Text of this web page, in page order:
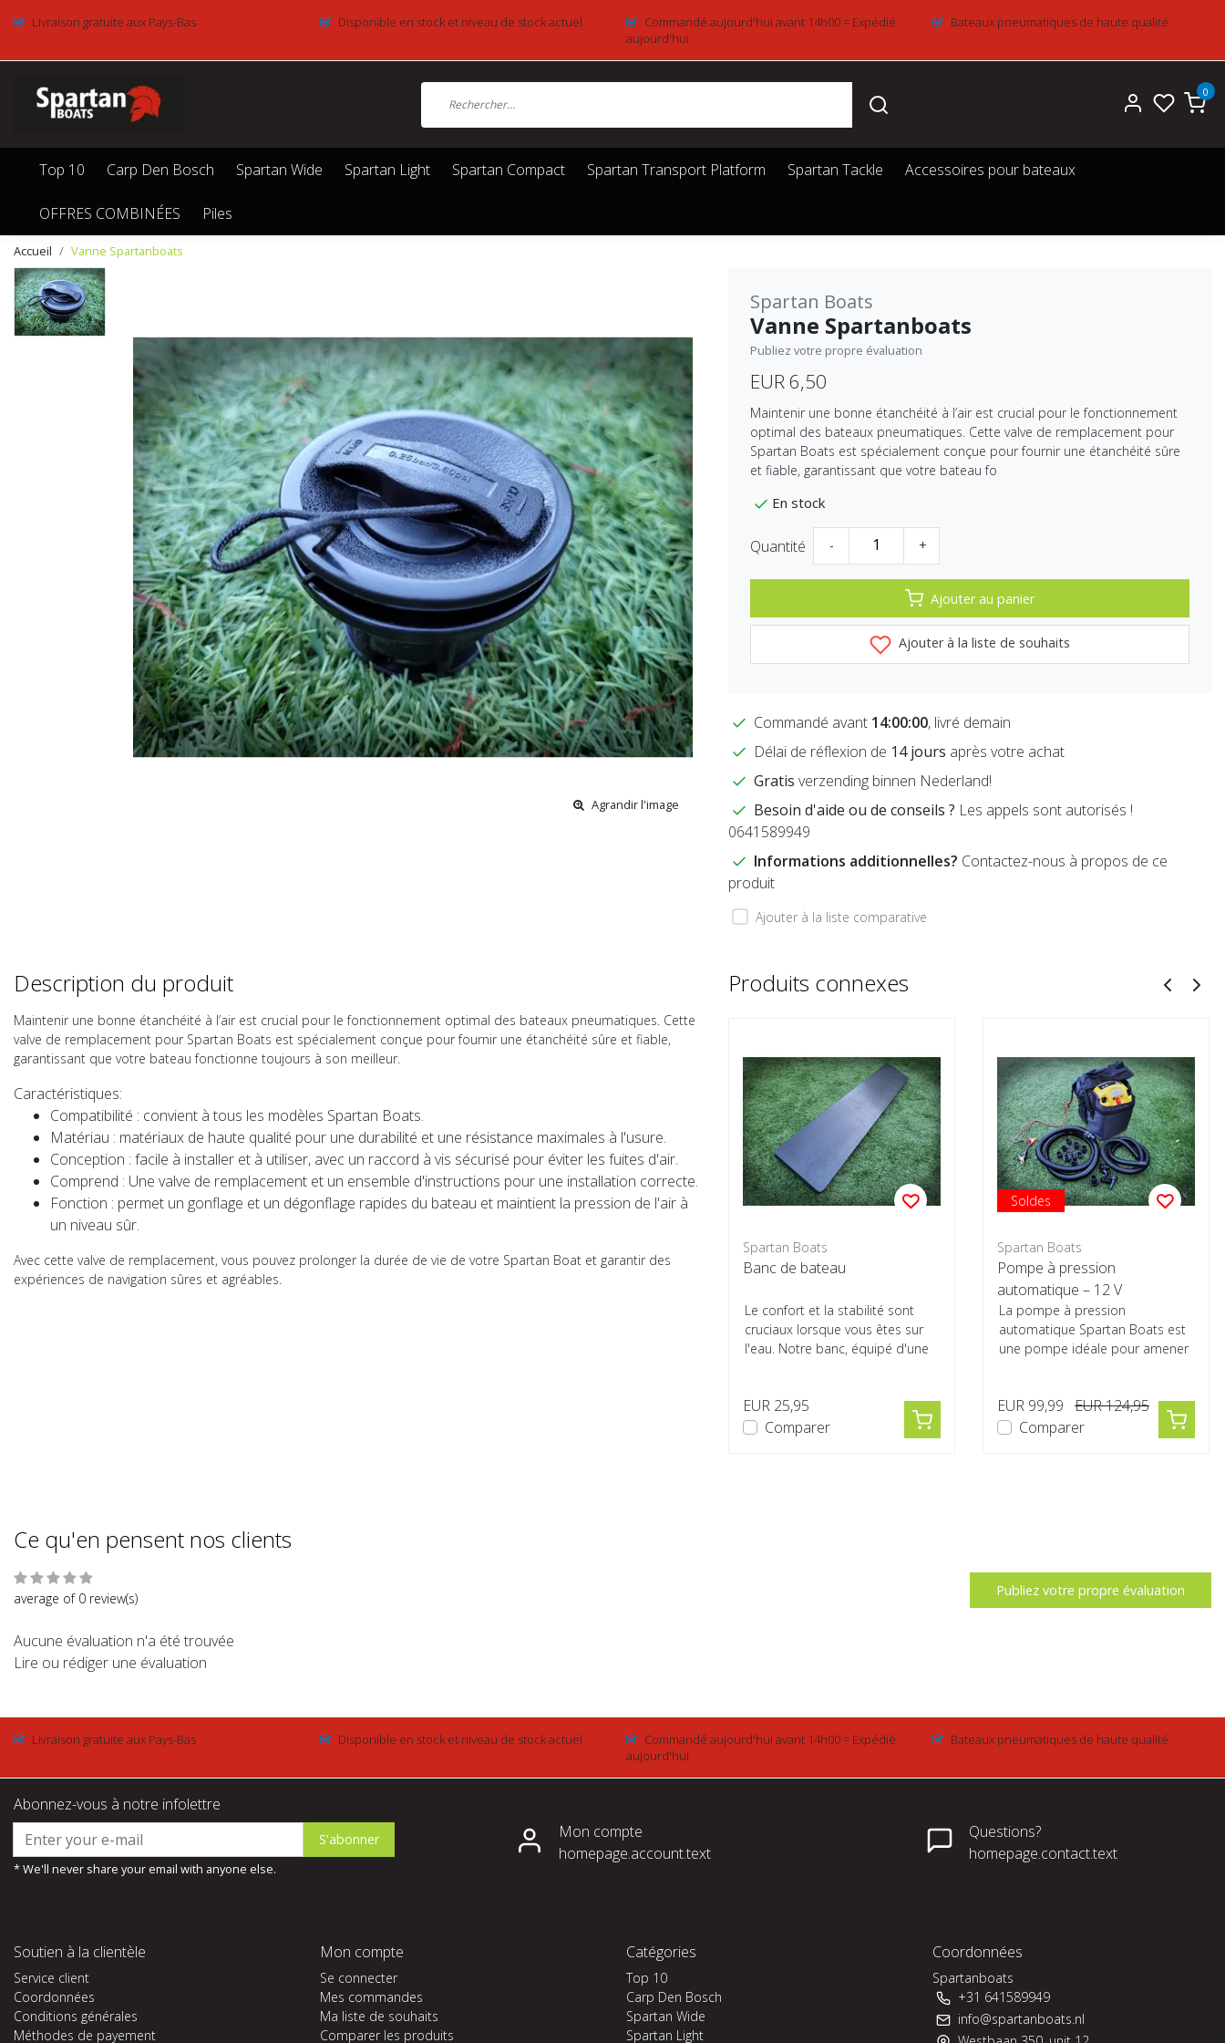
Livraison gratuite aux Pays-Bas Disponible en stock et niveau de stock actuel
Commandé aujourd'hui avant 14h00 = Expédié
aujourd'hui
Bateaux pneumatiques de haute qualité
0
Top 10 Carp Den Bosch Spartan Wide Spartan Light Spartan Compact Spartan Transport Platform Spartan Tackle Accessoires pour bateaux
OFFRES COMBINÉES Piles
Accueil Vanne Spartanboats
Agrandir l'image
Spartan Boats
Vanne Spartanboats
Publiez votre propre évaluation
EUR 6,50
Maintenir une bonne étanchéité à l’air est crucial pour le fonctionnement
optimal des bateaux pneumatiques. Cette valve de remplacement pour
Spartan Boats est spécialement conçue pour fournir une étanchéité sûre
et fiable, garantissant que votre bateau fo
En stock
Quantité - +
Ajouter au panier
Ajouter à la liste de souhaits
Commandé avant 14:00:00, livré demain
Délai de réflexion de 14 jours après votre achat
Gratis verzending binnen Nederland!
Besoin d'aide ou de conseils ? Les appels sont autorisés !
0641589949
Informations additionnelles? Contactez-nous à propos de ce
produit
Ajouter à la liste comparative
Description du produit
Maintenir une bonne étanchéité à l’air est crucial pour le fonctionnement optimal des bateaux pneumatiques. Cette
valve de remplacement pour Spartan Boats est spécialement conçue pour fournir une étanchéité sûre et fiable,
garantissant que votre bateau fonctionne toujours à son meilleur.
Caractéristiques:
Compatibilité : convient à tous les modèles Spartan Boats.
Matériau : matériaux de haute qualité pour une durabilité et une résistance maximales à l'usure.
Conception : facile à installer et à utiliser, avec un raccord à vis sécurisé pour éviter les fuites d'air.
Comprend : Une valve de remplacement et un ensemble d'instructions pour une installation correcte.
Fonction : permet un gonflage et un dégonflage rapides du bateau et maintient la pression de l'air à
un niveau sûr.
Avec cette valve de remplacement, vous pouvez prolonger la durée de vie de votre Spartan Boat et garantir des
expériences de navigation sûres et agréables.
Produits connexes
Pompe à pied haute pression
pour bateaux Spartan
Ensemble de pagaies
Spartan Boats
Banc de bateau
Le confort et la stabilité sont
cruciaux lorsque vous êtes sur
l'eau. Notre banc, équipé d'une
EUR 25,95
Comparer
Soldes
Spartan Boats
Pompe à pression
automatique – 12 V
La pompe à pression
automatique Spartan Boats est
une pompe idéale pour amener
EUR 99,99 EUR 124,95
Comparer
Ce qu'en pensent nos clients
average of 0 review(s) Publiez votre propre évaluation
Aucune évaluation n'a été trouvée
Lire ou rédiger une évaluation
Livraison gratuite aux Pays-Bas Disponible en stock et niveau de stock actuel
Commandé aujourd'hui avant 14h00 = Expédié
aujourd'hui
Bateaux pneumatiques de haute qualité
Abonnez-vous à notre infolettre
S'abonner
* We'll never share your email with anyone else.
Mon compte
homepage.account.text
Questions?
homepage.contact.text
Soutien à la clientèle
Service client
Coordonnées
Conditions générales
Méthodes de payement
Mon compte
Se connecter
Mes commandes
Ma liste de souhaits
Comparer les produits
Catégories
Top 10
Carp Den Bosch
Spartan Wide
Spartan Light
Coordonnées
Spartanboats
+31 641589949
info@spartanboats.nl